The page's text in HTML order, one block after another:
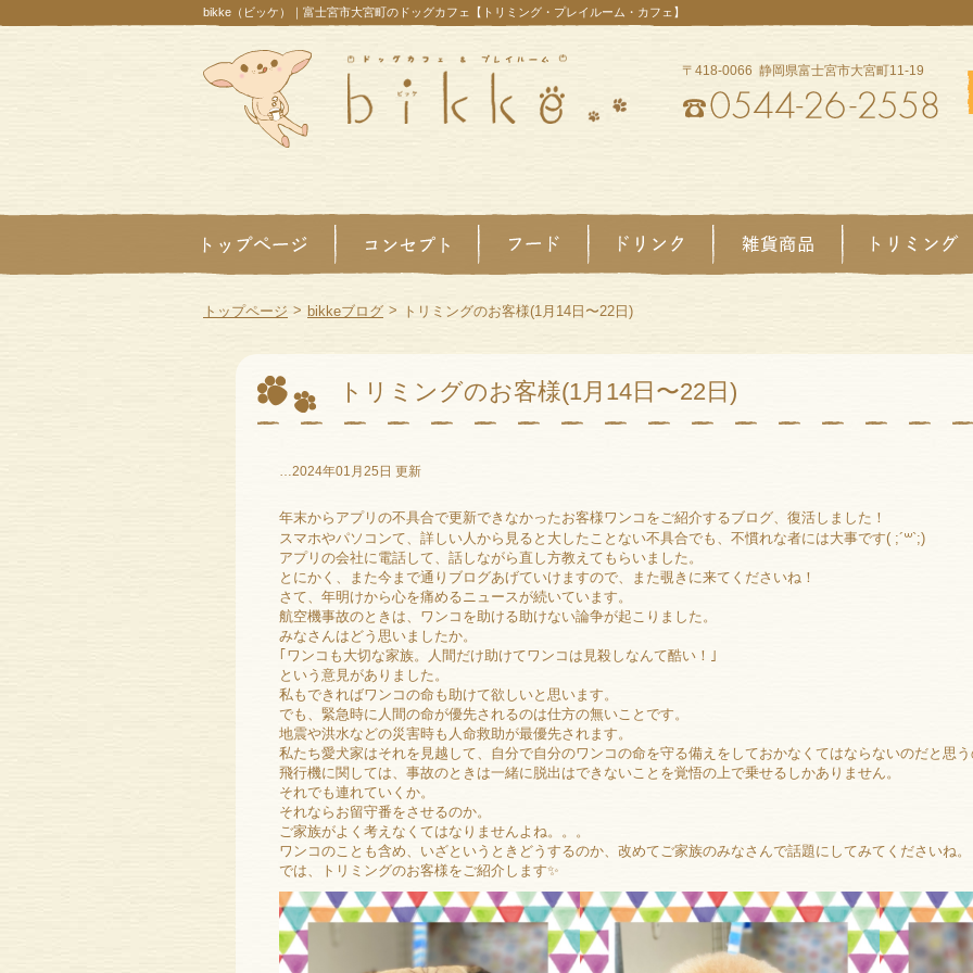
bikke（ビッケ）｜富士宮市大宮町のドッグカフェ【トリミング・プレイルーム・カフェ】
〒418-0066 静岡県富士宮市大宮町11-19
トップページ > bikkeブログ > トリミングのお客様(1月14日〜22日)
トリミングのお客様(1月14日〜22日)
…2024年01月25日 更新
年末からアプリの不具合で更新できなかったお客様ワンコをご紹介するブログ、復活しました！
スマホやパソコンて、詳しい人から見ると大したことない不具合でも、不慣れな者には大事です( ;´꒳`;)
アプリの会社に電話して、話しながら直し方教えてもらいました。
とにかく、また今まで通りブログあげていけますので、また覗きに来てくださいね！
さて、年明けから心を痛めるニュースが続いています。
航空機事故のときは、ワンコを助ける助けない論争が起こりました。
みなさんはどう思いましたか。
｢ワンコも大切な家族。人間だけ助けてワンコは見殺しなんて酷い！｣
という意見がありました。
私もできればワンコの命も助けて欲しいと思います。
でも、緊急時に人間の命が優先されるのは仕方の無いことです。
地震や洪水などの災害時も人命救助が最優先されます。
私たち愛犬家はそれを見越して、自分で自分のワンコの命を守る備えをしておかなくてはならないのだと思
飛行機に関しては、事故のときは一緒に脱出はできないことを覚悟の上で乗せるしかありません。
それでも連れていくか。
それならお留守番をさせるのか。
ご家族がよく考えなくてはなりませんよね。。。
ワンコのことも含め、いざというときどうするのか、改めてご家族のみなさんで話題にしてみてくださいね。
では、トリミングのお客様をご紹介します✨️